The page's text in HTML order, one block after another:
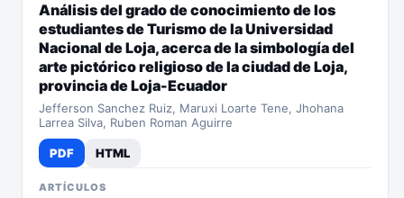
Análisis del grado de conocimiento de los
estudiantes de Turismo de la Universidad
Nacional de Loja, acerca de la simbología del
arte pictórico religioso de la ciudad de Loja,
provincia de Loja-Ecuador
Jefferson Sanchez Ruiz, Maruxi Loarte Tene, Jhohana
Larrea Silva, Ruben Roman Aguirre
PDF HTML
ARTÍCULOS